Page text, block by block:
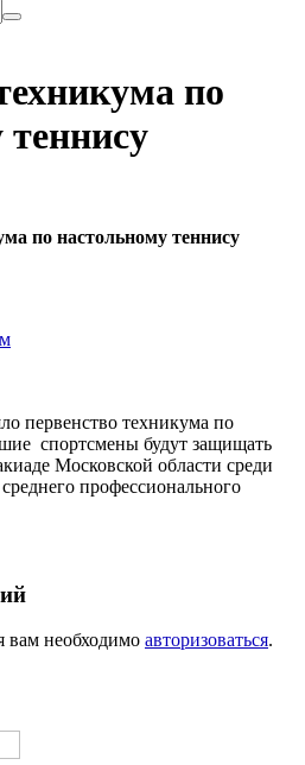
по
по настольному теннису
первенство техникума по
спортсмены будут защищать
Московской области среди
профессионального
вам необходимо авторизоваться.